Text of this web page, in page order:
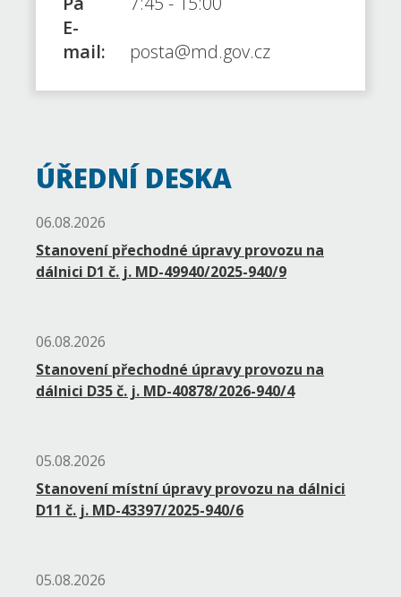
E-
mail:
posta@md.gov.cz
ÚŘEDNÍ DESKA
06.08.2026
Stanovení přechodné úpravy provozu na
dálnici D1 č. j. MD-49940/2025-940/9
06.08.2026
Stanovení přechodné úpravy provozu na
dálnici D35 č. j. MD-40878/2026-940/4
05.08.2026
Stanovení místní úpravy provozu na dálnici
D11 č. j. MD-43397/2025-940/6
05.08.2026